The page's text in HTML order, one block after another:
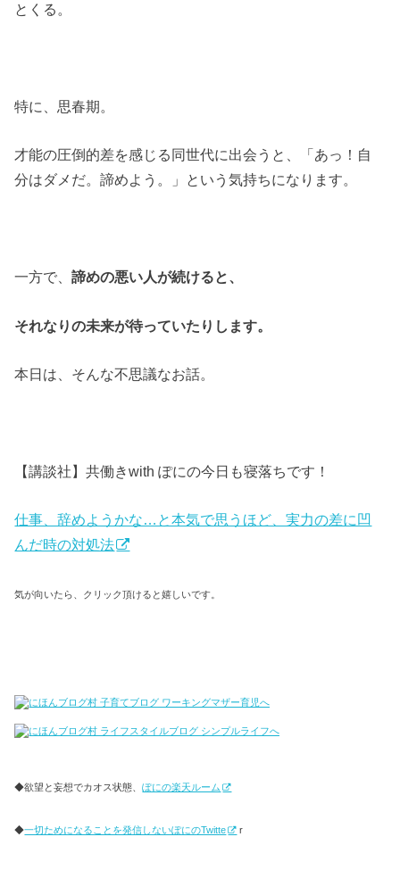
とくる。
特に、思春期。
才能の圧倒的差を感じる同世代に出会うと、「あっ！自
分はダメだ。諦めよう。」という気持ちになります。
一方で、諦めの悪い人が続けると、
それなりの未来が待っていたりします。
本日は、そんな不思議なお話。
【講談社】共働きwith ぽにの今日も寝落ちです！
仕事、辞めようかな…と本気で思うほど、実力の差に凹
んだ時の対処法
気が向いたら、クリック頂けると嬉しいです。
◆欲望と妄想でカオス状態、ぽにの楽天ルーム
◆一切ためになることを発信しないぽにのTwitte r